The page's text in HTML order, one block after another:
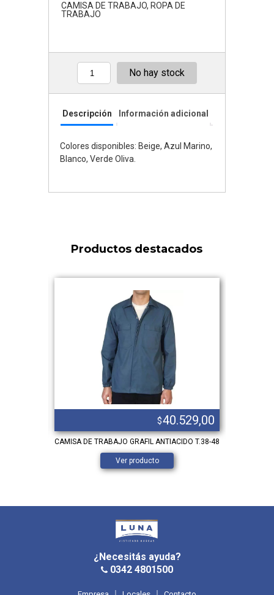
CAMISA DE TRABAJO, ROPA DE
TRABAJO
Cantidad No hay stock
Descripción Información adicional
Colores disponibles: Beige, Azul Marino,
Blanco, Verde Oliva.
Productos destacados
$40.529,00
CAMISA DE TRABAJO GRAFIL ANTIACIDO T.38-48
Ver producto
¿Necesitás ayuda?
0342 4801500